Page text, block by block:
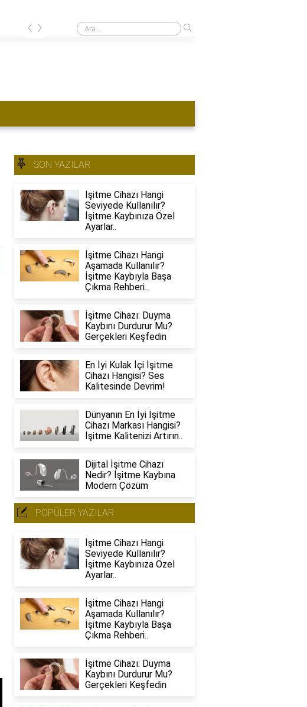
1 kulağı duymayan ehliyet alabilir mi?
‹ ›
SON YAZILAR
İşitme Cihazı Hangi
Seviyede Kullanılır?
İşitme Kaybınıza Özel
Ayarlar..
İşitme Cihazı Hangi
Aşamada Kullanılır?
İşitme Kaybıyla Başa
Çıkma Rehberi..
İşitme Cihazı: Duyma
Kaybını Durdurur Mu?
Gerçekleri Keşfedin
En İyi Kulak İçi İşitme
Cihazı Hangisi? Ses
Kalitesinde Devrim!
Dünyanın En İyi İşitme
Cihazı Markası Hangisi?
İşitme Kalitenizi Artırın..
Dijital İşitme Cihazı
Nedir? İşitme Kaybına
Modern Çözüm
POPÜLER YAZILAR
İşitme Cihazı Hangi
Seviyede Kullanılır?
İşitme Kaybınıza Özel
Ayarlar..
İşitme Cihazı Hangi
Aşamada Kullanılır?
İşitme Kaybıyla Başa
Çıkma Rehberi..
İşitme Cihazı: Duyma
Kaybını Durdurur Mu?
Gerçekleri Keşfedin